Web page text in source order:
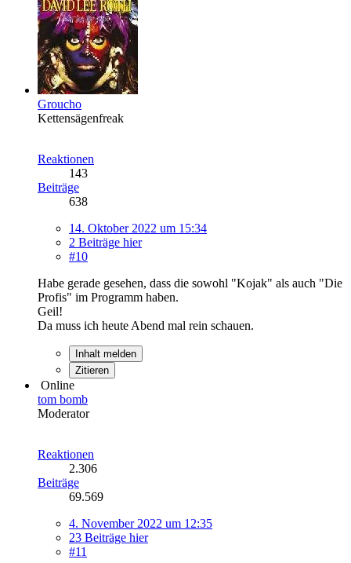
Groucho
Kettensägenfreak
Reaktionen
143
Beiträge
638
14. Oktober 2022 um 15:34
2 Beiträge hier
#10
Habe gerade gesehen, dass die sowohl "Kojak" als auch "Die
Profis" im Programm haben.
Geil!
Da muss ich heute Abend mal rein schauen.
Inhalt melden
Zitieren
Online
tom bomb
Moderator
Reaktionen
2.306
Beiträge
69.569
4. November 2022 um 12:35
23 Beiträge hier
#11